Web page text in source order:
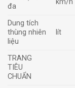
đa
Dung tích
thùng nhiên
liệu
lít
TRANG
TIÊU
CHUẨN